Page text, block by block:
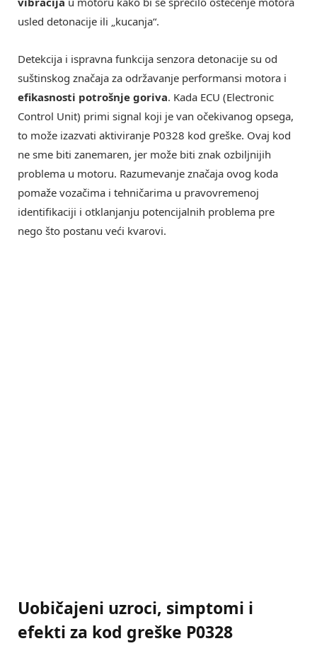
usled detonacije ili „kucanja“.
Detekcija i ispravna funkcija senzora detonacije su od
suštinskog značaja za održavanje performansi motora i
efikasnosti potrošnje goriva. Kada ECU (Electronic
Control Unit) primi signal koji je van očekivanog opsega,
to može izazvati aktiviranje P0328 kod greške. Ovaj kod
ne sme biti zanemaren, jer može biti znak ozbiljnijih
problema u motoru. Razumevanje značaja ovog koda
pomaže vozačima i tehničarima u pravovremenoj
identifikaciji i otklanjanju potencijalnih problema pre
nego što postanu veći kvarovi.
Uobičajeni uzroci, simptomi i
efekti za kod greške P0328